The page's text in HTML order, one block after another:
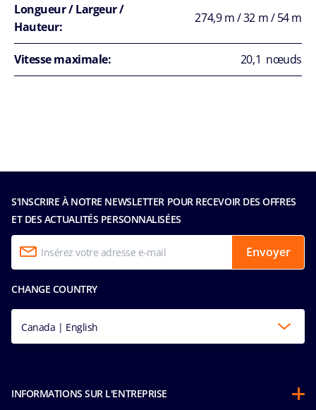
Longueur / Largeur /
Hauteur:
274,9 m / 32 m / 54 m
Vitesse maximale: 20,1 nœuds
S'INSCRIRE À NOTRE NEWSLETTER POUR RECEVOIR DES OFFRES
ET DES ACTUALITÉS PERSONNALISÉES
Envoyer
CHANGE COUNTRY
Canada | English
INFORMATIONS SUR L'ENTREPRISE